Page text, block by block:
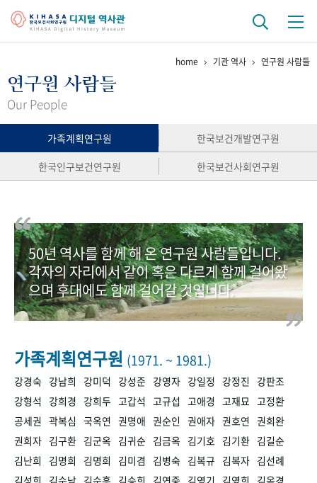
걸어온 길 기관 변천사
연구 역사
정책과 연구 키워드로 보는 연구 역사
연구자들
간행물 변천사
기록물 아카이브
사진 아카이브 문서 기록물 행정박물 영상 기록물
50+1주년 기념
+1
VR 역사관
home 기관 역사 연구원 사람들
연구원 사람들
Our People
가족계획연구원
한국보건개발연구원
한국인구보건연구원
한국보건사회연구원
50년 역사를 함께 해 온 연구원 사람들입니다.
각자의 자리에서 같이 혹은 다르게 함께 걸어왔
으며 후대에도 함께 걸어갈 것입니다.
가족계획연구원 (1971. ~ 1981.)
강경숙 강남희 강미덕 강성준 강영자 강일정 강정진
강판조
강형석
강희경 강희두 고갑석 고규섭 고애경 고재묘 고정환
공세권 곽복심 국옥연 권명애 권순인 권애자 권호연 권희완
권희자 김구환 김군옥 김귀순 김금옥 김기호 김기환 김길순
김난희
김명희 김명희 김미겸 김병숙 김복규 김복자 김선례